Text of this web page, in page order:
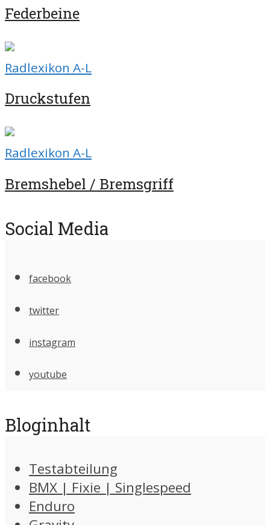
Federbeine
Radlexikon A-L
Druckstufen
Radlexikon A-L
Bremshebel / Bremsgriff
Social Media
facebook
twitter
instagram
youtube
Bloginhalt
Testabteilung
BMX | Fixie | Singlespeed
Enduro